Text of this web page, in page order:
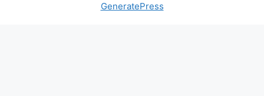
GeneratePress